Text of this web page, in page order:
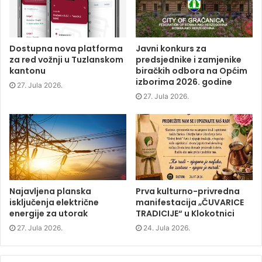
b
o
o
k
(
O
p
e
n
s
i
n
n
i
n
d
o
w
)
e
r
(
O
e
n
s
i
n
e
n
d
o
w
)
e
d
n
O
p
e
n
i
d
o
w
)
w
i
n
d
Dostupna nova platforma
za red vožnji u Tuzlanskom
kantonu
27. Jula 2026.
Javni konkurs za
predsjednike i zamjenike
biračkih odbora na Općim
izborima 2026. godine
27. Jula 2026.
Najavljena planska
isključenja električne
energije za utorak
27. Jula 2026.
Prva kulturno-privredna
manifestacija „ČUVARICE
TRADICIJE“ u Klokotnici
24. Jula 2026.